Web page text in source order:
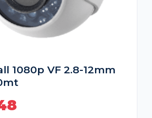
1080p VF 2.8-12mm